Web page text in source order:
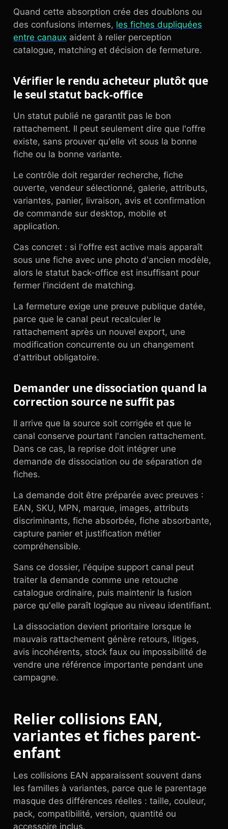
Quand cette absorption crée des doublons ou
des confusions internes, les fiches dupliquées
entre canaux aident à relier perception
catalogue, matching et décision de fermeture.
Vérifier le rendu acheteur plutôt que
le seul statut back-office
Un statut publié ne garantit pas le bon
rattachement. Il peut seulement dire que l'offre
existe, sans prouver qu'elle vit sous la bonne
fiche ou la bonne variante.
Le contrôle doit regarder recherche, fiche
ouverte, vendeur sélectionné, galerie, attributs,
variantes, panier, livraison, avis et confirmation
de commande sur desktop, mobile et
application.
Cas concret : si l'offre est active mais apparaît
sous une fiche avec une photo d'ancien modèle,
alors le statut back-office est insuffisant pour
fermer l'incident de matching.
La fermeture exige une preuve publique datée,
parce que le canal peut recalculer le
rattachement après un nouvel export, une
modification concurrente ou un changement
d'attribut obligatoire.
Demander une dissociation quand la
correction source ne suffit pas
Il arrive que la source soit corrigée et que le
canal conserve pourtant l'ancien rattachement.
Dans ce cas, la reprise doit intégrer une
demande de dissociation ou de séparation de
fiches.
La demande doit être préparée avec preuves :
EAN, SKU, MPN, marque, images, attributs
discriminants, fiche absorbée, fiche absorbante,
capture panier et justification métier
compréhensible.
Sans ce dossier, l'équipe support canal peut
traiter la demande comme une retouche
catalogue ordinaire, puis maintenir la fusion
parce qu'elle paraît logique au niveau identifiant.
La dissociation devient prioritaire lorsque le
mauvais rattachement génère retours, litiges,
avis incohérents, stock faux ou impossibilité de
vendre une référence importante pendant une
campagne.
Relier collisions EAN,
variantes et fiches parent-
enfant
Les collisions EAN apparaissent souvent dans
les familles à variantes, parce que le parentage
masque des différences réelles : taille, couleur,
pack, compatibilité, version, quantité ou
accessoire inclus.